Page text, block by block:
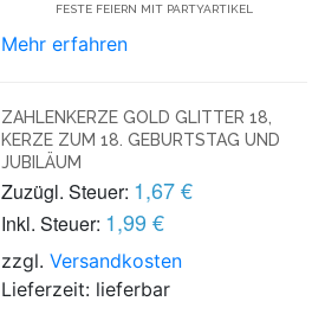
FESTE FEIERN MIT PARTYARTIKEL
Mehr erfahren
ZAHLENKERZE GOLD GLITTER 18,
KERZE ZUM 18. GEBURTSTAG UND
JUBILÄUM
Zuzügl. Steuer: 1,67 €
Inkl. Steuer: 1,99 €
zzgl.Versandkosten
Lieferzeit: lieferbar